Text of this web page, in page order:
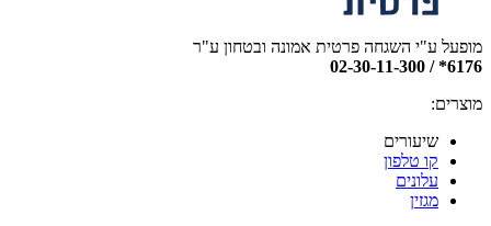
מופעל ע"י השגחה פרטית אמונה ובטחון ע"ר
6176* / 02-30-11-300
מוצרים:
שיעורים
קו טלפון
עלונים
מגזין